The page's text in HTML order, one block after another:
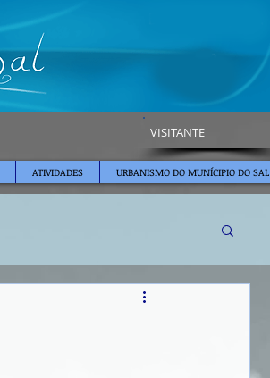
VISITANTE
ATIVIDADES URBANISMO DO MUNÍCIPIO DO SAL